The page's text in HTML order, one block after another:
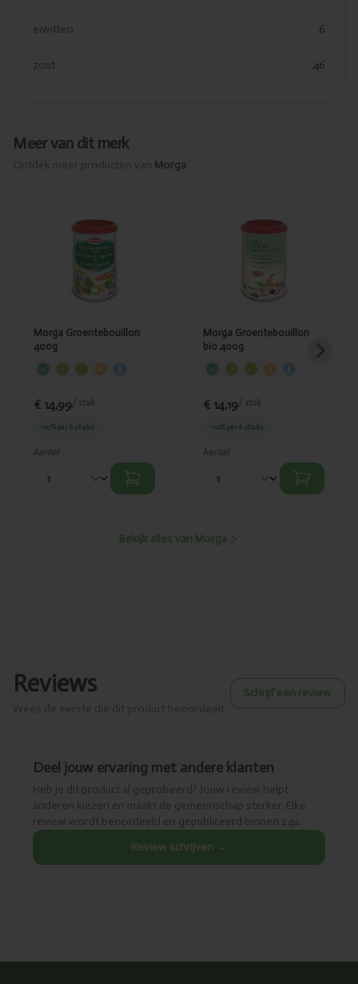
eiwitten 6
zout 46
Meer van dit merk
Ontdek meer producten van Morga
Toegevoegd
Morga
Groentebouillon
400g
Morga Groentebouillon
400g
€ 14,99/ stuk
-10%per 6 stuks
Aantal
Toegevoegd
Morga
bio 400g
Morga Groentebouillon
bio 400g
€ 14,19/ stuk
-10%per 6 stuks
Aantal
Bekijk alles van Morga
Reviews Schrijf een review
Deel jouw ervaring met andere klanten
Heb je dit product al geprobeerd? Jouw review helpt
anderen kiezen en maakt de gemeenschap sterker. Elke
review wordt beoordeeld en gepubliceerd binnen 24u.
Review schrijven →